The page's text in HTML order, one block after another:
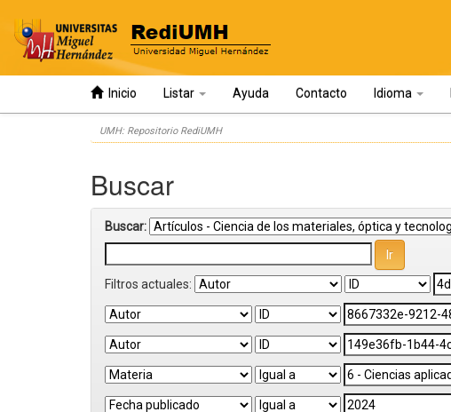
Inicio Listar Ayuda Contacto Idioma
UMH: Repositorio RediUMH
Buscar
Buscar:
Filtros actuales: